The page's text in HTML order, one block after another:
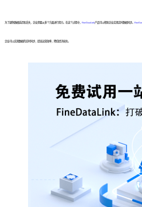
为了避免数据延迟和丢失，企业需要从多个方面进行努力。在这个过程中， FineDataLink产品可以帮助企业实现实时数据同步。
企业可以实现数据的实时同步，提高运营效率，降低经济损失。